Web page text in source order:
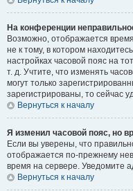
На конференции
Возможно, отображается
не к тому, в котором
настройках часовой пояс на
т. д. Учтите, что изменять
могут только
зарегистрированы, то сейчас
Вернуться к началу
Я изменил часовой пояс, но
Если вы уверены, что
отображается по-прежнему
время на сервере. Уведомите
Вернуться к началу